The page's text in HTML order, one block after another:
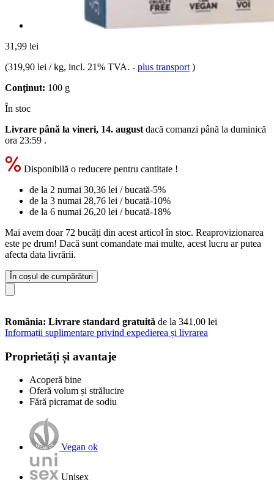
31,99 lei
(319,90 lei / kg, incl. 21% TVA. - plus transport )
Conţinut: 100 g
În stoc
Livrare până la vineri, 14. august dacă comanzi până la duminică
ora 23:59 .
Disponibilă o reducere pentru cantitate !
de la 2 numai 30,36 lei / bucată-5%
de la 3 numai 28,76 lei / bucată-10%
de la 6 numai 26,20 lei / bucată-18%
Mai avem doar 72 bucăți din acest articol în stoc. Reaprovizionarea
este pe drum! Dacă sunt comandate mai multe, acest lucru ar putea
afecta data livrării.
În coșul de cumpărături
România: Livrare standard gratuită de la 341,00 lei
Informații suplimentare privind expedierea și livrarea
Proprietăți și avantaje
Acoperă bine
Oferă volum și strălucire
Fără picramat de sodiu
Vegan ok
Unisex